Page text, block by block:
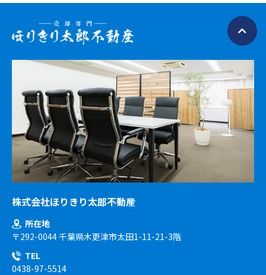
株式会社ほりきり太郎不動産
所在地
〒292-0044 千葉県木更津市太田1-11-21-3階
TEL
0438-97-5514